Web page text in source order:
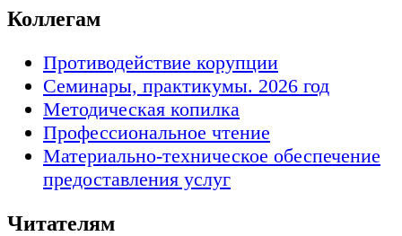
Коллегам
Противодействие корупции
Семинары, практикумы. 2026 год
Методическая копилка
Профессиональное чтение
Материально-техническое обеспечение
предоставления услуг
Читателям